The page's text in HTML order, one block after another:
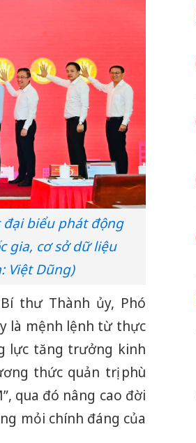
đại biểu phát động
gia, cơ sở dữ liệu
Việt Dũng)
thư Thành ủy, Phó
là mệnh lệnh từ thực
lực tăng trưởng kinh
thức quản trị phù
qua đó nâng cao đời
mỏi chính đáng của